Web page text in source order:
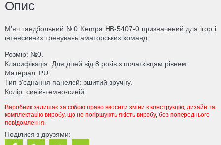
Опис
М'яч гандбольний №0 Kempa HB-5407-0 призначений для ігор і
інтенсивних тренувань аматорських команд.
Розмір: №0.
Класифікація: Для дітей від 8 років з початківцям рівнем.
Матеріал: PU.
Тип з'єднання панелей: зшитий вручну.
Колір: синій-темно-синій.
Виробник залишає за собою право вносити зміни в конструкцію, дизайн та
комплектацію виробу, що не погіршують якість виробу, без попереднього
повідомлення.
Поділися з друзями: